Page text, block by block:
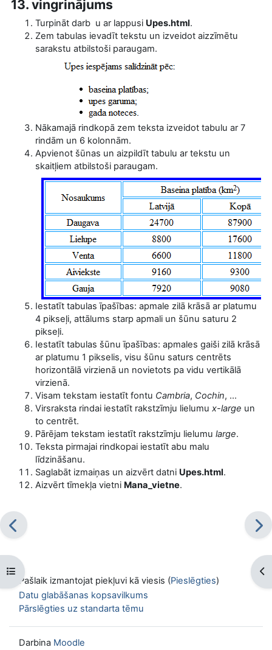
Atvērt kursu indeksu
13. vingrinājums
Turpināt darb u ar lappusi Upes.html.
Zem tabulas ievadīt tekstu un izveidot aizzīmētu
sarakstu atbilstoši paraugam.
Nākamajā rindkopā zem teksta izveidot tabulu ar 7
rindām un 6 kolonnām.
Apvienot šūnas un aizpildīt tabulu ar tekstu un
skaitļiem atbilstoši paraugam.
Iestatīt tabulas īpašības: apmale zilā krāsā ar platumu
4 pikseļi, attālums starp apmali un šūnu saturu 2
pikseļi.
Iestatīt tabulas šūnu īpašības: apmales gaiši zilā krāsā
ar platumu 1 pikselis, visu šūnu saturs centrēts
horizontālā virzienā un novietots pa vidu vertikālā
virzienā.
Visam tekstam iestatīt fontu Cambria, Cochin, ...
Virsraksta rindai iestatīt rakstzīmju lielumu x-large un
to centrēt.
Pārējam tekstam iestatīt rakstzīmju lielumu large.
Teksta pirmajai rindkopai iestatīt abu malu
līdzināšanu.
Saglabāt izmaiņas un aizvērt datni Upes.html.
Aizvērt tīmekļa vietni Mana_vietne.
Pašlaik izmantojat piekļuvi kā viesis (Pieslēgties)
Datu glabāšanas kopsavilkums
Pārslēgties uz standarta tēmu
Darbina Moodle